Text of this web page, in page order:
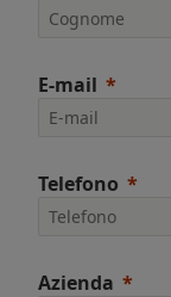
E-mail
Telefono
Azienda